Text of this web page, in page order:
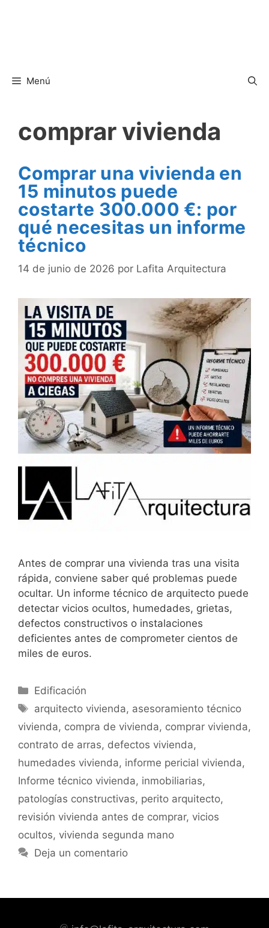
Menú
comprar vivienda
Comprar una vivienda en
15 minutos puede
costarte 300.000 €: por
qué necesitas un informe
técnico
14 de junio de 2026 por Lafita Arquitectura
Antes de comprar una vivienda tras una visita
rápida, conviene saber qué problemas puede
ocultar. Un informe técnico de arquitecto puede
detectar vicios ocultos, humedades, grietas,
defectos constructivos o instalaciones
deficientes antes de comprometer cientos de
miles de euros.
Categorías
Edificación
Etiquetas
arquitecto vivienda, asesoramiento técnico
vivienda, compra de vivienda, comprar vivienda,
contrato de arras, defectos vivienda,
humedades vivienda, informe pericial vivienda,
Informe técnico vivienda, inmobiliarias,
patologías constructivas, perito arquitecto,
revisión vivienda antes de comprar, vicios
ocultos, vivienda segunda mano
Deja un comentario